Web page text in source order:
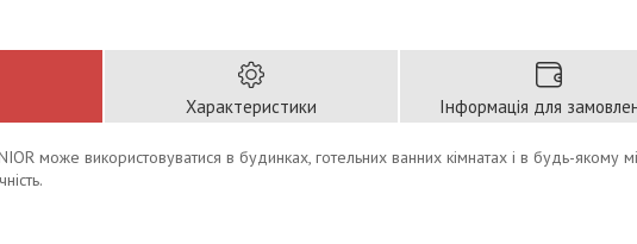
Характеристики Інформація для
може використовуватися в будинках, готельних ванних кімнатах і в будь-якому